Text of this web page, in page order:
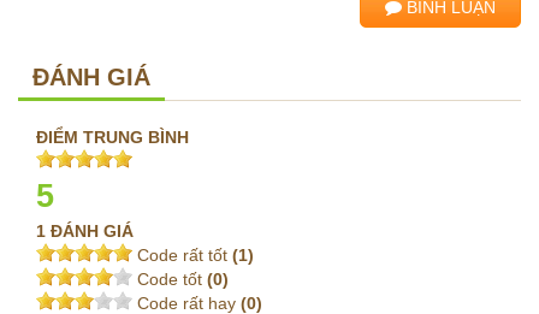
BÌNH LUẬN
ĐÁNH GIÁ
ĐIỂM TRUNG BÌNH
5
1 ĐÁNH GIÁ
Code rất tốt (1)
Code tốt (0)
Code rất hay (0)